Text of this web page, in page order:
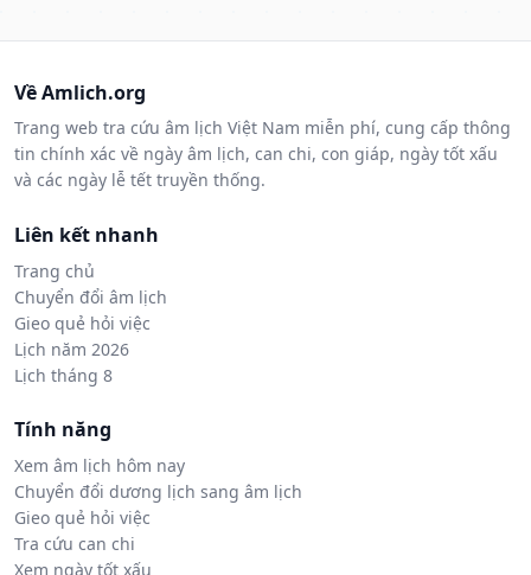
Về Amlich.org
Trang web tra cứu âm lịch Việt Nam miễn phí, cung cấp thông
tin chính xác về ngày âm lịch, can chi, con giáp, ngày tốt xấu
và các ngày lễ tết truyền thống.
Liên kết nhanh
Trang chủ
Chuyển đổi âm lịch
Gieo quẻ hỏi việc
Lịch năm 2026
Lịch tháng 8
Tính năng
Xem âm lịch hôm nay
Chuyển đổi dương lịch sang âm lịch
Gieo quẻ hỏi việc
Tra cứu can chi
Xem ngày tốt xấu